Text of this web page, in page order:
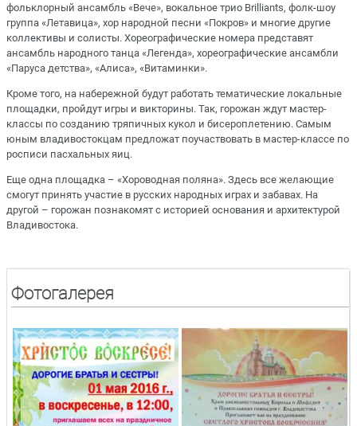
фольклорный ансамбль «Вече», вокальное трио Brilliants, фолк-шоу
группа «Летавица», хор народной песни «Покров» и многие другие
коллективы и солисты. Хореографические номера представят
ансамбль народного танца «Легенда», хореографические ансамбли
«Паруса детства», «Алиса», «Витаминки».
Кроме того, на набережной будут работать тематические локальные
площадки, пройдут игры и викторины. Так, горожан ждут мастер-
классы по созданию тряпичных кукол и бисероплетению. Самым
юным владивостокцам предложат поучаствовать в мастер-классе по
росписи пасхальных яиц.
Еще одна площадка – «Хороводная поляна». Здесь все желающие
смогут принять участие в русских народных играх и забавах. На
другой – горожан познакомят с историей основания и архитектурой
Владивостока.
Фотогалерея